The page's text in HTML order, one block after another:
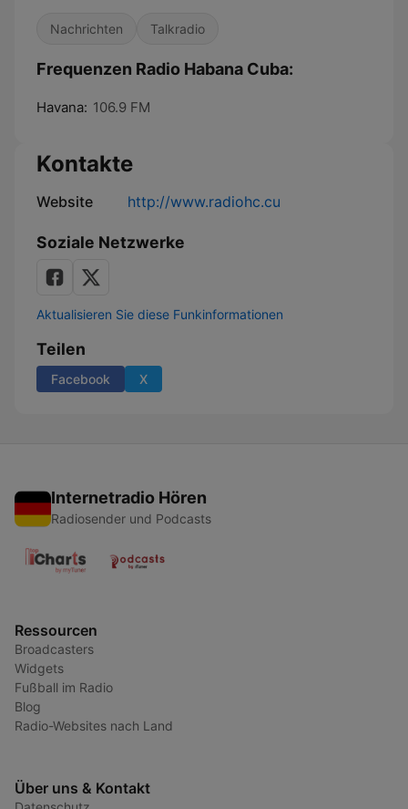
Nachrichten Talkradio
Frequenzen Radio Habana Cuba:
Havana: 106.9 FM
Kontakte
Website http://www.radiohc.cu
Soziale Netzwerke
Aktualisieren Sie diese Funkinformationen
Teilen
Facebook X
Internetradio Hören
Radiosender und Podcasts
Ressourcen
Broadcasters
Widgets
Fußball im Radio
Blog
Radio-Websites nach Land
Über uns & Kontakt